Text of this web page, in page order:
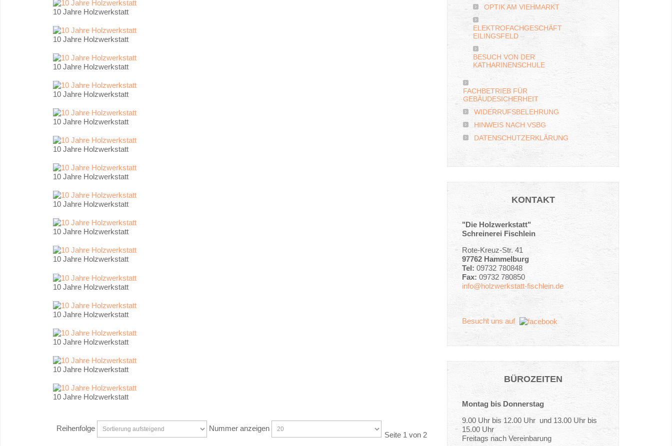
10 Jahre Holzwerkstatt
10 Jahre Holzwerkstatt
10 Jahre Holzwerkstatt
10 Jahre Holzwerkstatt
10 Jahre Holzwerkstatt
10 Jahre Holzwerkstatt
10 Jahre Holzwerkstatt
10 Jahre Holzwerkstatt
10 Jahre Holzwerkstatt
10 Jahre Holzwerkstatt
10 Jahre Holzwerkstatt
10 Jahre Holzwerkstatt
10 Jahre Holzwerkstatt
10 Jahre Holzwerkstatt
10 Jahre Holzwerkstatt
Reihenfolge Nummer anzeigen
Seite 1 von 2
OPTIK AM VIEHMARKT
ELEKTROFACHGESCHÄFT
EILINGSFELD
BESUCH VON DER
KATHARINENSCHULE
FACHBETRIEB FÜR
GEBÄUDESICHERHEIT
WIDERRUFSBELEHRUNG
HINWEIS NACH VSBG
DATENSCHUTZERKLÄRUNG
KONTAKT
"Die Holzwerkstatt"
Schreinerei Fischlein
Rote-Kreuz-Str. 41
97762 Hammelburg
Tel: 09732 780848
Fax: 09732 780850
info@holzwerkstatt-fischlein.de
Besucht uns auf
BÜROZEITEN
Montag bis Donnerstag
9.00 Uhr bis 12.00 Uhr und 13.00 Uhr bis
15.00 Uhr
Freitags nach Vereinbarung